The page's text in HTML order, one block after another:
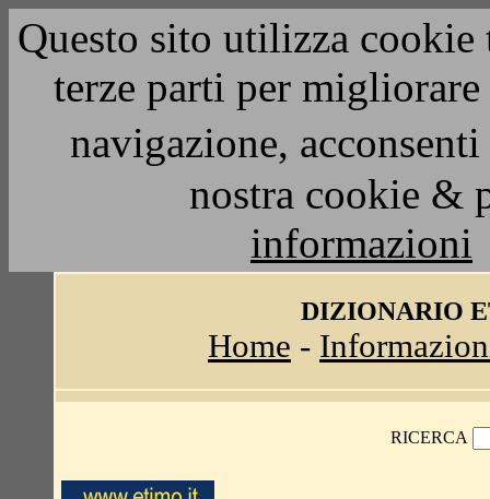
Questo sito utilizza
terze parti per
navigazione,
nostra cookie &
informazioni
DIZIONARIO
Home -
RICERCA